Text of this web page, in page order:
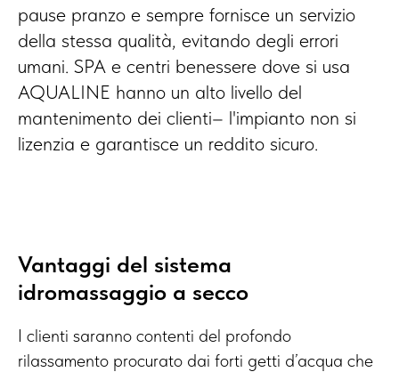
pause pranzo e sempre fornisce un servizio
della stessa qualità, evitando degli errori
umani. SPA e centri benessere dove si usa
AQUALINE hanno un alto livello del
mantenimento dei clienti– l'impianto non si
lizenzia e garantisce un reddito sicuro.
Vantaggi del sistema
idromassaggio a secco
I clienti saranno contenti del profondo
rilassamento procurato dai forti getti d’acqua che